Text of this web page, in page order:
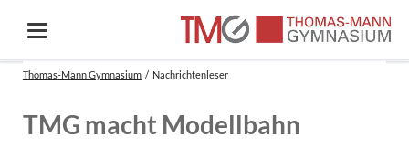
Thomas-Mann Gymnasium Nachrichtenleser
TMG macht Modellbahn